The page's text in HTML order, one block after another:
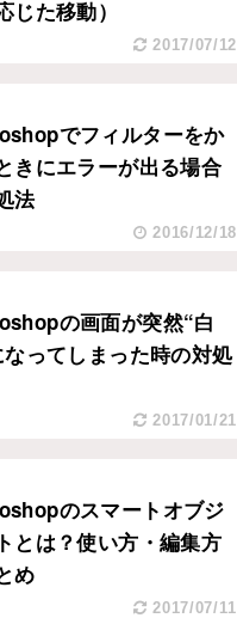
じた移動）
2017/07/12
でフィルターをか
きにエラーが出る場合
法
2016/12/18
の画面が突然“白
ってしまった時の対処
2017/01/21
のスマートオブジ
とは？使い方・編集方
め
2017/07/11